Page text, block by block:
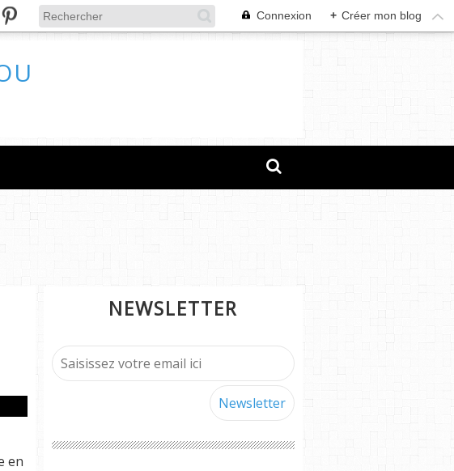
Connexion + Créer mon blog
en
NEWSLETTER